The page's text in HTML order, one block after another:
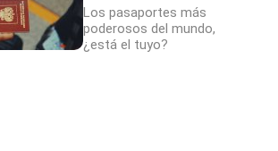
Los pasaportes más
poderosos del mundo,
¿está el tuyo?